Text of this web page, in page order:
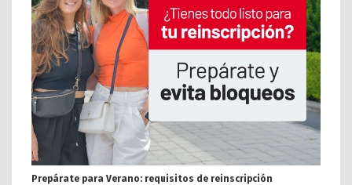
Prepárate para Verano: requisitos de reinscripción